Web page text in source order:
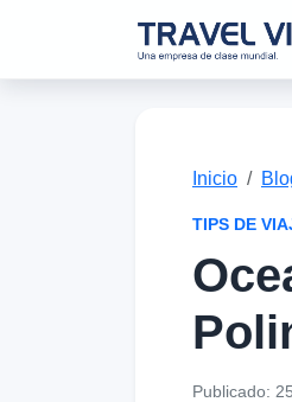
Inicio
TIPS DE
Publicado: